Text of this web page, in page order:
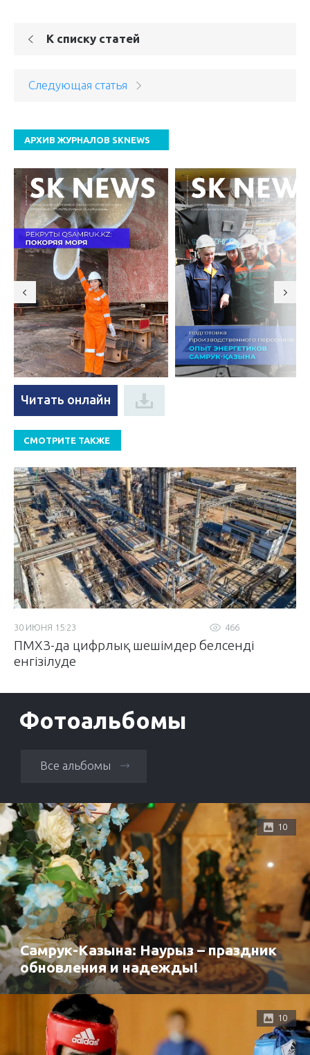
К списку статей
Следующая статья
АРХИВ ЖУРНАЛОВ SKNEWS
Читать онлайн
СМОТРИТЕ ТАКЖЕ
466
30 ИЮНЯ 15:23
ПМХЗ-да цифрлық шешімдер белсенді
енгізілуде
Фотоальбомы
Все альбомы
10
Самрук-Казына: Наурыз – праздник
обновления и надежды!
10